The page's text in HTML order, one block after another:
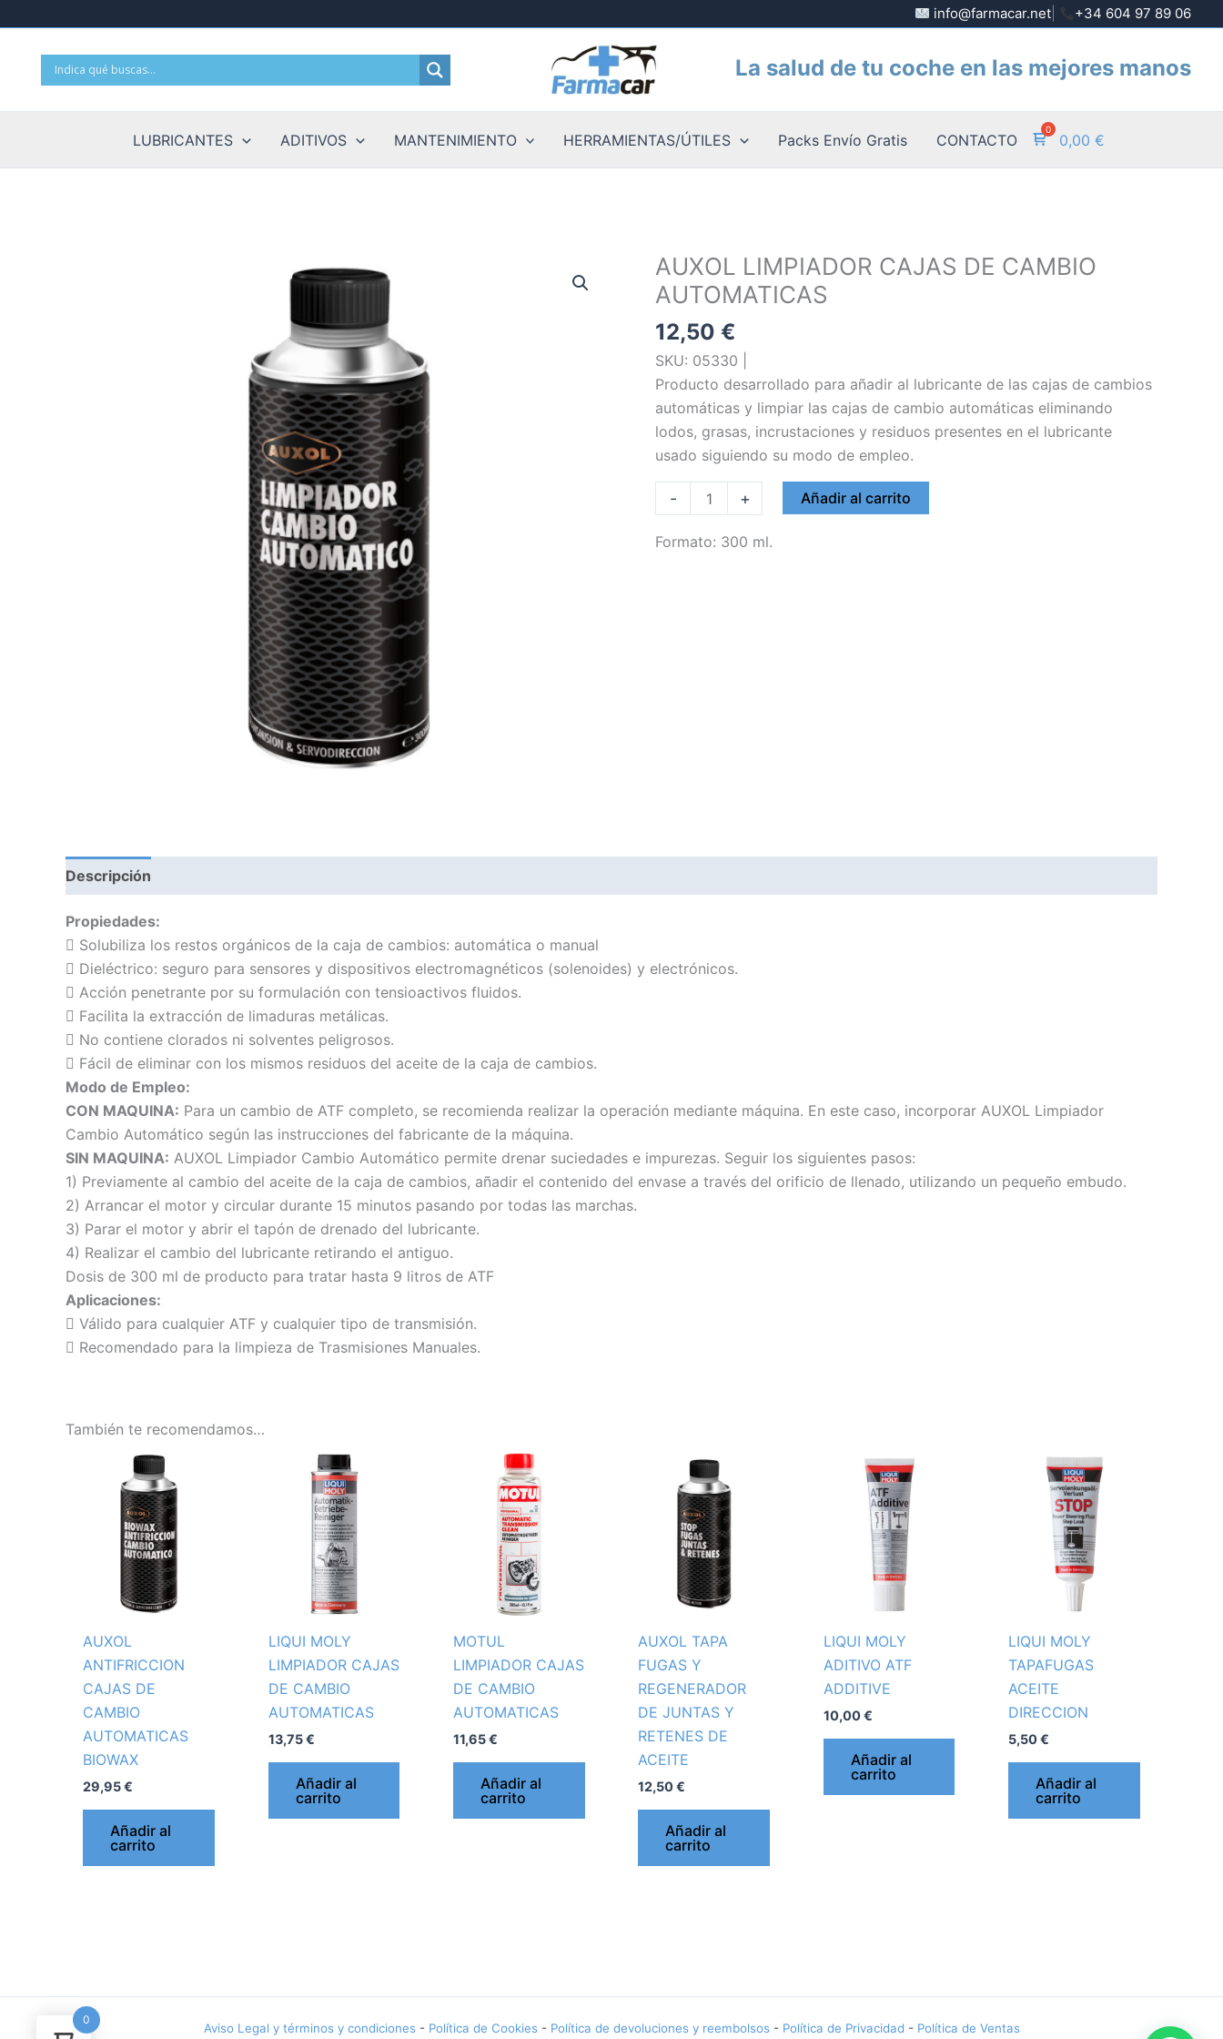
contenido
info@farmacar.net| +34 604 97 89 06
La salud de tu coche en las mejores manos
LUBRICANTES ADITIVOS MANTENIMIENTO HERRAMIENTAS/ÚTILES Packs Envío Gratis CONTACTO 0,00 €
AUXOL LIMPIADOR CAJAS DE CAMBIO
AUTOMATICAS
12,50 €
SKU: 05330 |
Producto desarrollado para añadir al lubricante de las cajas de cambios
automáticas y limpiar las cajas de cambio automáticas eliminando
lodos, grasas, incrustaciones y residuos presentes en el lubricante
usado siguiendo su modo de empleo.
-
LIMPIADOR
CAJAS
+ Añadir al carrito
Formato: 300 ml.
Descripción
Propiedades:
 Solubiliza los restos orgánicos de la caja de cambios: automática o manual
 Dieléctrico: seguro para sensores y dispositivos electromagnéticos (solenoides) y electrónicos.
 Acción penetrante por su formulación con tensioactivos fluidos.
 Facilita la extracción de limaduras metálicas.
 No contiene clorados ni solventes peligrosos.
 Fácil de eliminar con los mismos residuos del aceite de la caja de cambios.
Modo de Empleo:
CON MAQUINA: Para un cambio de ATF completo, se recomienda realizar la operación mediante máquina. En este caso, incorporar AUXOL Limpiador
Cambio Automático según las instrucciones del fabricante de la máquina.
SIN MAQUINA: AUXOL Limpiador Cambio Automático permite drenar suciedades e impurezas. Seguir los siguientes pasos:
1) Previamente al cambio del aceite de la caja de cambios, añadir el contenido del envase a través del orificio de llenado, utilizando un pequeño embudo.
2) Arrancar el motor y circular durante 15 minutos pasando por todas las marchas.
3) Parar el motor y abrir el tapón de drenado del lubricante.
4) Realizar el cambio del lubricante retirando el antiguo.
Dosis de 300 ml de producto para tratar hasta 9 litros de ATF
Aplicaciones:
 Válido para cualquier ATF y cualquier tipo de transmisión.
 Recomendado para la limpieza de Trasmisiones Manuales.
También te recomendamos…
AUXOL
ANTIFRICCION
CAJAS DE
CAMBIO
AUTOMATICAS
BIOWAX
29,95€
Añadir al
carrito
LIQUI MOLY
LIMPIADOR CAJAS
DE CAMBIO
AUTOMATICAS
13,75€
Añadir al
carrito
MOTUL
LIMPIADOR CAJAS
DE CAMBIO
AUTOMATICAS
11,65€
Añadir al
carrito
AUXOL TAPA
FUGAS Y
REGENERADOR
DE JUNTAS Y
RETENES DE
ACEITE
12,50€
Añadir al
carrito
LIQUI MOLY
ADITIVO ATF
ADDITIVE
10,00€
Añadir al
carrito
LIQUI MOLY
TAPAFUGAS
ACEITE
DIRECCION
5,50€
Añadir al
carrito
Aviso Legal y términos y condiciones- Política de Cookies- Política de devoluciones y reembolsos- Política de Privacidad - Política de Ventas
0